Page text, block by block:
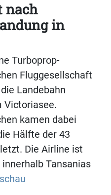
nach
in
Turboprop-
Fluggesellschaft
Landebahn
Victoriasee.
kamen dabei
Hälfte der 43
Die Airline ist
Tansanias